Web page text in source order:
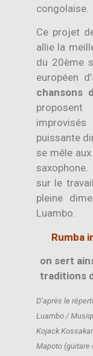
congolaise.
Ce projet
allie la
du 20ème
européen
chansons
puissante
se mêle
sur le
pleine
Luambo.
Rumba
on sert
traditions
D’après le
Luambo /
Kojack
Mapoto (guitare